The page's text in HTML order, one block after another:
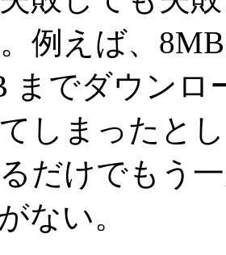
例えば、
までダウン
しまったと
だけでもう
ない。